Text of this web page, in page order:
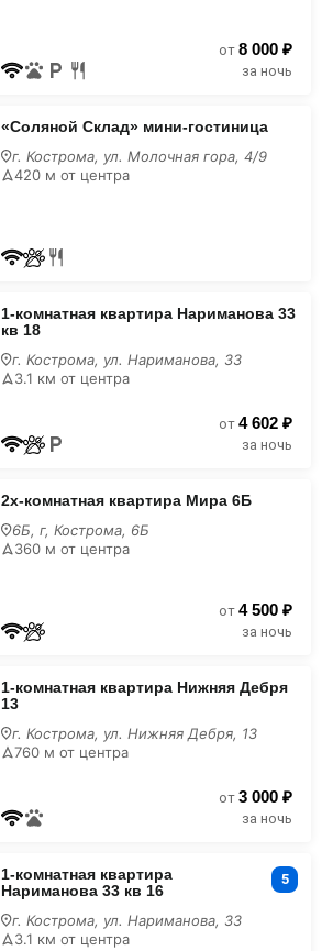
от 8 000 ₽
за ночь
«Соляной Склад» мини-гостиница
г. Кострома, ул. Молочная гора, 4/9
420 м от центра
1-комнатная квартира Нариманова 33
кв 18
г. Кострома, ул. Нариманова, 33
3.1 км от центра
от 4 602 ₽
за ночь
2х-комнатная квартира Мира 6Б
6Б, г, Кострома, 6Б
360 м от центра
от 4 500 ₽
за ночь
1-комнатная квартира Нижняя Дебря
13
г. Кострома, ул. Нижняя Дебря, 13
760 м от центра
от 3 000 ₽
за ночь
1-комнатная квартира
Нариманова 33 кв 16
5
г. Кострома, ул. Нариманова, 33
3.1 км от центра